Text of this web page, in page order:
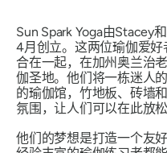
Sun Spark Yoga由Stacey
4月创立。这两位瑜伽爱
合在一起，在加州奥兰治
伽圣地。他们将一栋迷人
的瑜伽馆，竹地板、砖墙
氛围，让人们可以在此放
他们的梦想是打造一个友